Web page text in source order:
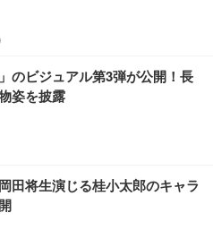
のビジュアル第3弾が公開！長
姿を披露
田将生演じる桂小太郎のキャラ